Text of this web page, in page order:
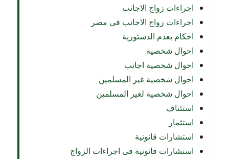
اجراءات زواج الاجانب
اجراءات زواج الاجانب فى مصر
احكام بعدم الدستورية
احوال شخصية
احوال شخصية اجانب
احوال شخصية غير المسلمين
احوال شخصية لغير المسلمين
استئناف
استثمار
استشارات قانونية
استشارات قانونية فى اجراءات الزواج